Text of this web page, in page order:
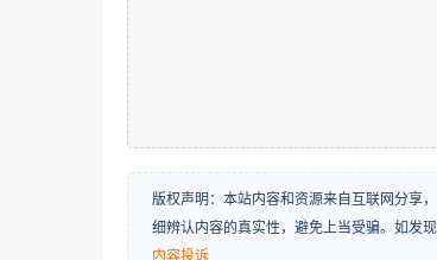
版权声明：本站内容和资源来自互联网分享
细辨认内容的真实性，避免上当受骗。如发
内容投诉